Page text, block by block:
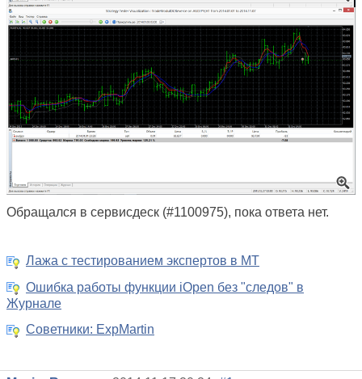
Обращался в сервисдеск (#1100975), пока ответа нет.
Лажа с тестированием экспертов в MT
Ошибка работы функции iOpen без "следов" в
Журнале
Советники: ExpMartin